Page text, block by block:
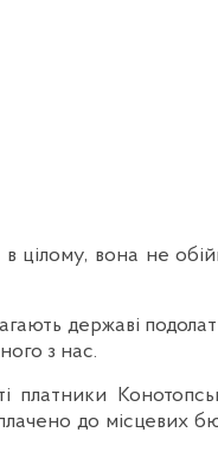
цілому, вона не
державі
з нас.
платники
до місцевих